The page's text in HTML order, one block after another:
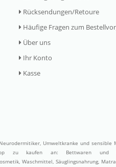
Rücksendungen/Retoure
Häufige Fragen zum
Über uns
Ihr Konto
Kasse
Umweltkranke und
zu kaufen an: Bettwaren und
, Waschmittel, Säuglingsnahrung,